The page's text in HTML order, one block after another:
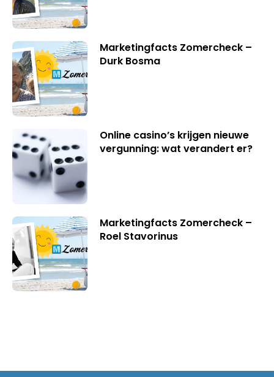
Marketingfacts Zomercheck –
Durk Bosma
Online casino’s krijgen nieuwe
vergunning: wat verandert er?
Marketingfacts Zomercheck –
Roel Stavorinus